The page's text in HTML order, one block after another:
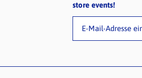
store events!